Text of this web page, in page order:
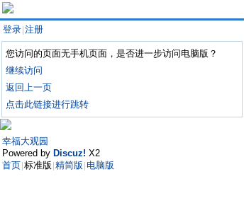
登录 注册
您访问的页面无手机页面，是否进一步访问电脑版？
继续访问
返回上一页
点击此链接进行跳转
幸福大观园
Powered by Discuz! X2
首页 标准版 精简版 电脑版